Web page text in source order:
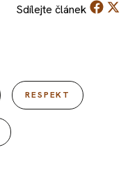
Sdílejte článek
RESPEKT